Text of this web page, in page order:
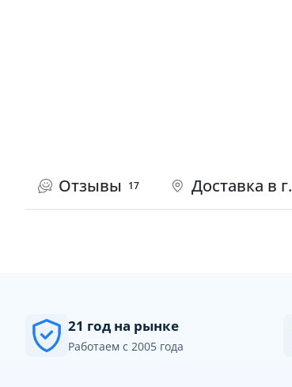
Отзывы 17 Доставка в г.
21 год на рынке
Работаем с 2005 года